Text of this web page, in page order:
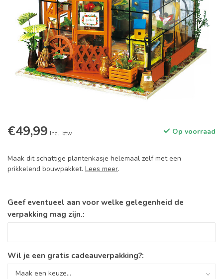
€49,99 Incl. btw Op voorraad
Maak dit schattige plantenkasje helemaal zelf met een
prikkelend bouwpakket. Lees meer.
Geef eventueel aan voor welke gelegenheid de
verpakking mag zijn.:
Wil je een gratis cadeauverpakking?: